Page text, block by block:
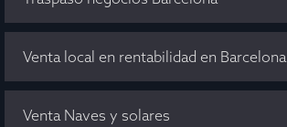
Venta local en rentabilidad en Barcelona
Venta Naves y solares